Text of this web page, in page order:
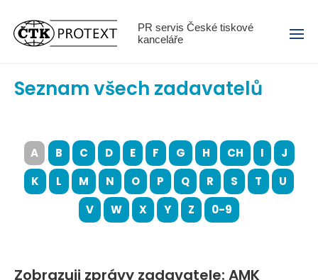
PR servis České tiskové
kanceláře
Menu
Seznam všech zadavatelů
A B C D E F G H CH I
J
K
L M N O P Q R S T
U
V
W X Y Z 0-9
Zobrazuji zprávy zadavatele: AMK